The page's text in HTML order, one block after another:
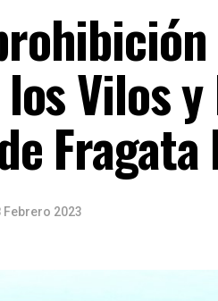
Vilos
Febrero 2023